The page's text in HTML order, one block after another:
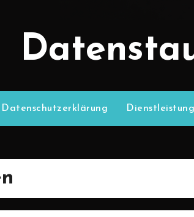
Datenschutzerklärung